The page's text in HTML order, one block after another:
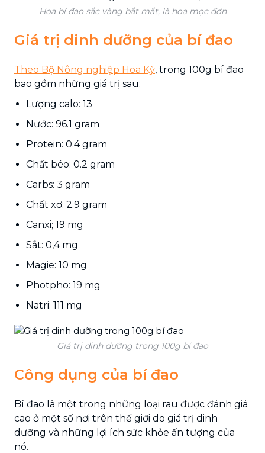
Hoa bí đao sắc vàng bắt mắt, là hoa mọc đơn
Giá trị dinh dưỡng của bí đao
Theo Bộ Nông nghiệp Hoa Kỳ, trong 100g bí đao
bao gồm những giá trị sau:
Lượng calo: 13
Nước: 96.1 gram
Protein: 0.4 gram
Chất béo: 0.2 gram
Carbs: 3 gram
Chất xơ: 2.9 gram
Canxi; 19 mg
Sắt: 0,4 mg
Magie: 10 mg
Photpho: 19 mg
Natri; 111 mg
Giá trị dinh dưỡng trong 100g bí đao
Công dụng của bí đao
Bí đao là một trong những loại rau được đánh giá
cao ở một số nơi trên thế giới do giá trị dinh
dưỡng và những lợi ích sức khỏe ấn tượng của
nó.